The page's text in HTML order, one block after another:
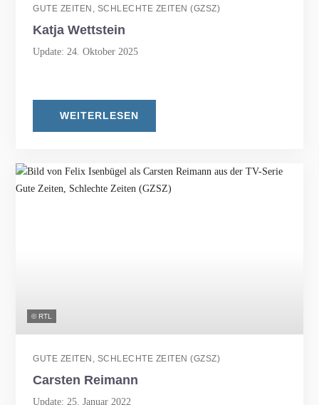
GUTE ZEITEN, SCHLECHTE ZEITEN (GZSZ)
Katja Wettstein
Update: 24. Oktober 2025
WEITERLESEN
© RTL
GUTE ZEITEN, SCHLECHTE ZEITEN (GZSZ)
Carsten Reimann
Update: 25. Januar 2022